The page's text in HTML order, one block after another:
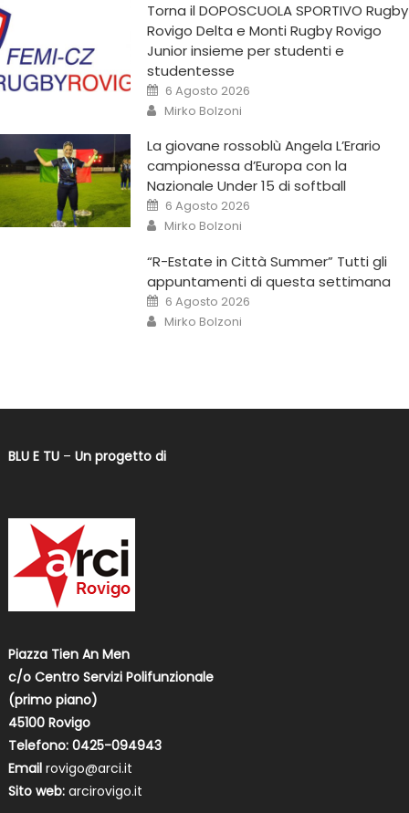
Torna il DOPOSCUOLA SPORTIVO Rugby
Rovigo Delta e Monti Rugby Rovigo
Junior insieme per studenti e
studentesse
6 Agosto 2026
Mirko Bolzoni
La giovane rossoblù Angela L’Erario
campionessa d’Europa con la
Nazionale Under 15 di softball
6 Agosto 2026
Mirko Bolzoni
“R-Estate in Città Summer” Tutti gli
appuntamenti di questa settimana
6 Agosto 2026
Mirko Bolzoni
BLU E TU– Un progetto di
Piazza Tien An Men
c/o Centro Servizi Polifunzionale
(primo piano)
45100 Rovigo
Telefono: 0425-094943
Email rovigo@arci.it
Sito web: arcirovigo.it